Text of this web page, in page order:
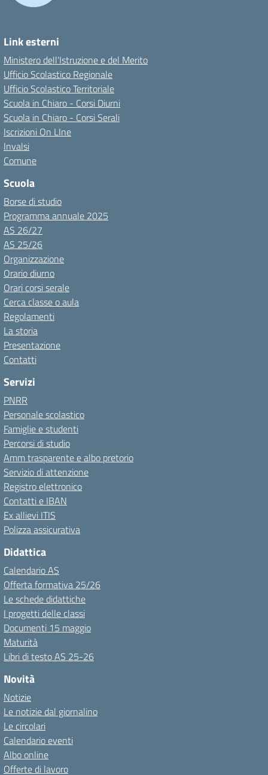
Link esterni
Ministero dell'Istruzione e del Merito
Ufficio Scolastico Regionale
Ufficio Scolastico Territoriale
Scuola in Chiaro - Corsi Diurni
Scuola in Chiaro - Corsi Serali
Iscrizioni On LIne
Invalsi
Comune
Scuola
Borse di studio
Programma annuale 2025
AS 26/27
AS 25/26
Organizzazione
Orario diurno
Orari corsi serale
Cerca classe o aula
Regolamenti
La storia
Presentazione
Contatti
Servizi
PNRR
Personale scolastico
Famiglie e studenti
Percorsi di studio
Amm trasparente e albo pretorio
Servizio di attenzione
Registro elettronico
Contatti e IBAN
Ex allievi ITIS
Polizza assicurativa
Didattica
Calendario AS
Offerta formativa 25/26
Le schede didattiche
I progetti delle classi
Documenti 15 maggio
Maturità
Libri di testo AS 25-26
Novità
Notizie
Le notizie dal giornalino
Le circolari
Calendario eventi
Albo online
Offerte di lavoro